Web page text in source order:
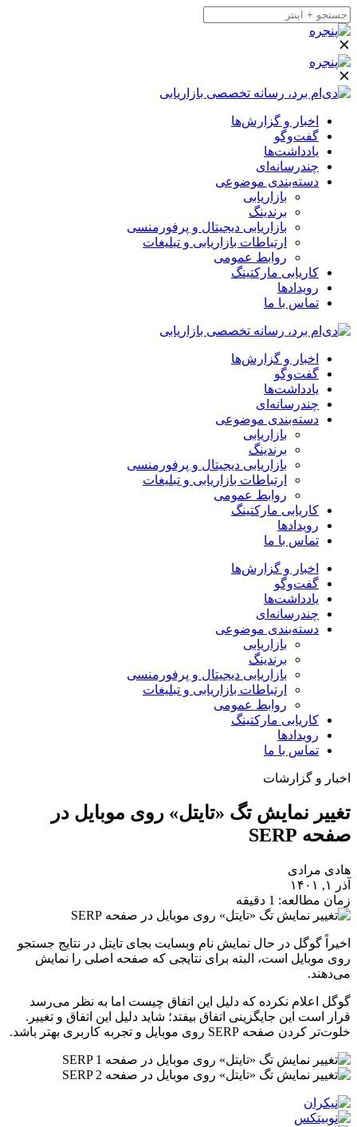
اخبار و گزارش‌ها
گفت‌وگو
یادداشت‌ها
چندرسانه‌ای
دسته‌بندی موضوعی
بازاریابی
برندینگ
بازاریابی دیجیتال و پرفورمنسی
ارتباطات بازاریابی و تبلیغات
روابط عمومی
کاریابی مارکتینگ
رویدادها
تماس با ما
اخبار و گزارش‌ها
گفت‌وگو
یادداشت‌ها
چندرسانه‌ای
دسته‌بندی موضوعی
بازاریابی
برندینگ
بازاریابی دیجیتال و پرفورمنسی
ارتباطات بازاریابی و تبلیغات
روابط عمومی
کاریابی مارکتینگ
رویدادها
تماس با ما
اخبار و گزارش‌ها
گفت‌وگو
یادداشت‌ها
چندرسانه‌ای
دسته‌بندی موضوعی
بازاریابی
برندینگ
بازاریابی دیجیتال و پرفورمنسی
ارتباطات بازاریابی و تبلیغات
روابط عمومی
کاریابی مارکتینگ
رویدادها
تماس با ما
اخبار و گزارشات
تغییر نمایش تگ «تایتل» روی موبایل در
صفحه SERP
هادی مرادی
آذر ۱, ۱۴۰۱
زمان مطالعه: 1 دقیقه
اخیراً گوگل در حال نمایش نام وبسایت بجای تایتل در نتایج جستجو
روی موبایل است، البته برای نتایجی که صفحه اصلی را نمایش
می‌دهند.
گوگل اعلام نکرده که دلیل این اتفاق چیست اما به نظر می‌رسد
قرار است این جایگزینی اتفاق بیفتد؛ شاید دلیل این اتفاق و تغییر.
خلوت‌تر کردن صفحه SERP روی موبایل و تجربه کاربری بهتر باشد.